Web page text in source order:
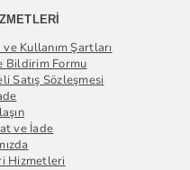
Kullanım Şartları
Bildirim Formu
Satış Sözleşmesi
ve İade
Hizmetleri